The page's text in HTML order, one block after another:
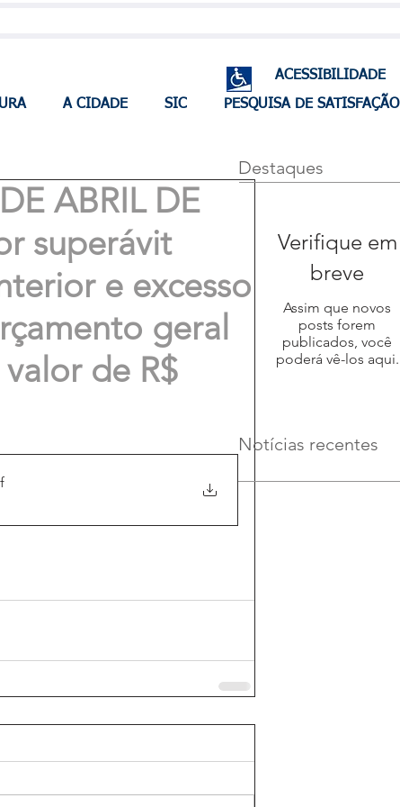
ACESSIBILIDADE
A CIDADE SIC PESQUISA DE SATISFAÇÃO
ABRIL DE
superávit
e excesso
geral
de R$
Destaques
Verifique em
breve
Assim que novos
posts forem
publicados, você
poderá vê-los aqui.
Notícias recentes